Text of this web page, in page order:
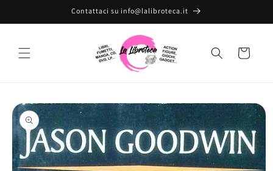
ai contenuti
Contattaci su info@lalibroteca.it
Carrello
Passa alle
informazioni
sul prodotto